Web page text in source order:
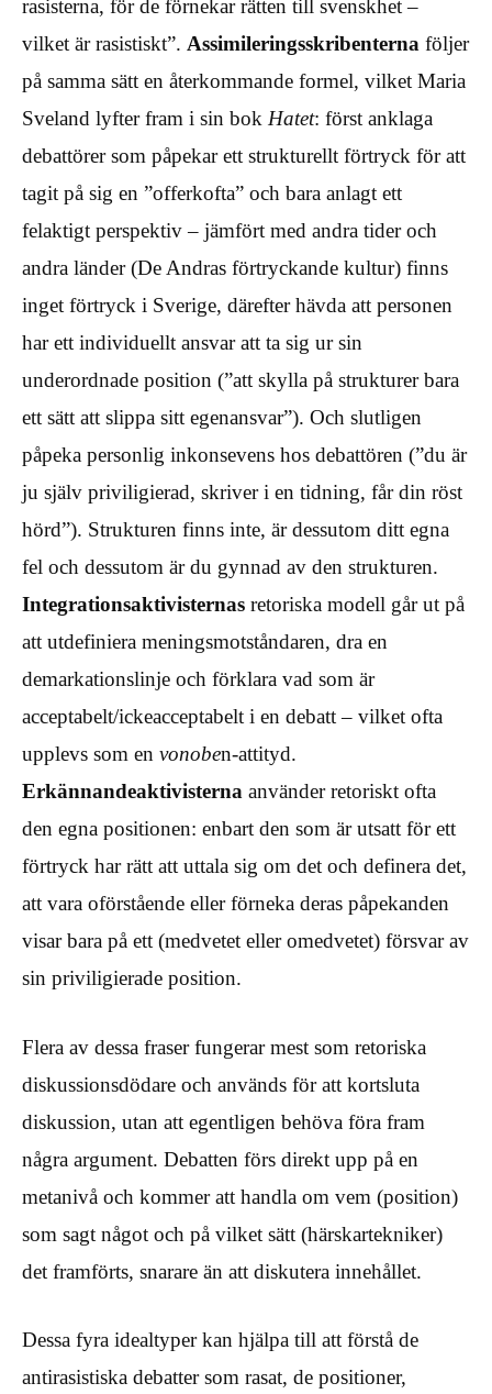
rasisterna, för de förnekar rätten till svenskhet –
vilket är rasistiskt”. Assimileringsskribenterna följer
på samma sätt en återkommande formel, vilket Maria
Sveland lyfter fram i sin bok Hatet: först anklaga
debattörer som påpekar ett strukturellt förtryck för att
tagit på sig en ”offerkofta” och bara anlagt ett
felaktigt perspektiv – jämfört med andra tider och
andra länder (De Andras förtryckande kultur) finns
inget förtryck i Sverige, därefter hävda att personen
har ett individuellt ansvar att ta sig ur sin
underordnade position (”att skylla på strukturer bara
ett sätt att slippa sitt egenansvar”). Och slutligen
påpeka personlig inkonsevens hos debattören (”du är
ju själv priviligierad, skriver i en tidning, får din röst
hörd”). Strukturen finns inte, är dessutom ditt egna
fel och dessutom är du gynnad av den strukturen.
Integrationsaktivisternas retoriska modell går ut på
att utdefiniera meningsmotståndaren, dra en
demarkationslinje och förklara vad som är
acceptabelt/ickeacceptabelt i en debatt – vilket ofta
upplevs som en vonoben-attityd.
Erkännandeaktivisterna använder retoriskt ofta
den egna positionen: enbart den som är utsatt för ett
förtryck har rätt att uttala sig om det och definera det,
att vara oförstående eller förneka deras påpekanden
visar bara på ett (medvetet eller omedvetet) försvar av
sin priviligierade position.
Flera av dessa fraser fungerar mest som retoriska
diskussionsdödare och används för att kortsluta
diskussion, utan att egentligen behöva föra fram
några argument. Debatten förs direkt upp på en
metanivå och kommer att handla om vem (position)
som sagt något och på vilket sätt (härskartekniker)
det framförts, snarare än att diskutera innehållet.
Dessa fyra idealtyper kan hjälpa till att förstå de
antirasistiska debatter som rasat, de positioner,